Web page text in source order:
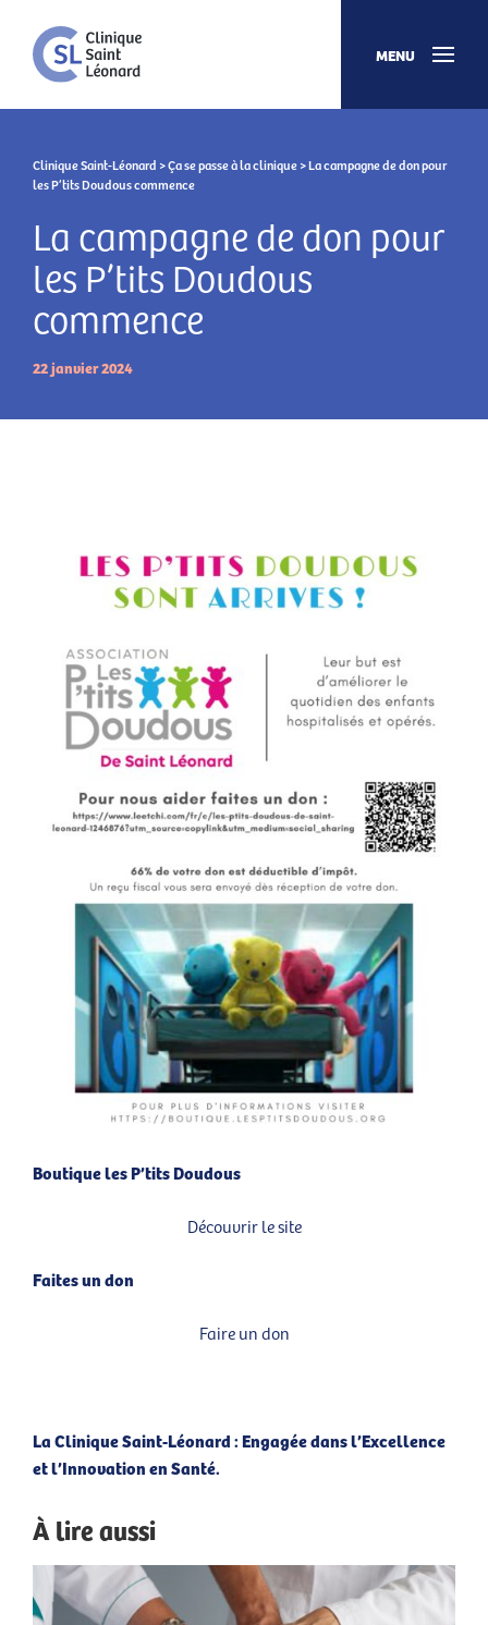
MENU
Clinique Saint-Léonard >Ça se passe à la clinique> La campagne de don pour
les P’tits Doudous commence
La campagne de don pour
les P’tits Doudous
commence
22 janvier 2024
Boutique les P’tits Doudous
Découvrir le site
Faites un don
Faire un don
La Clinique Saint-Léonard : Engagée dans l’Excellence
et l’Innovation en Santé.
À lire aussi